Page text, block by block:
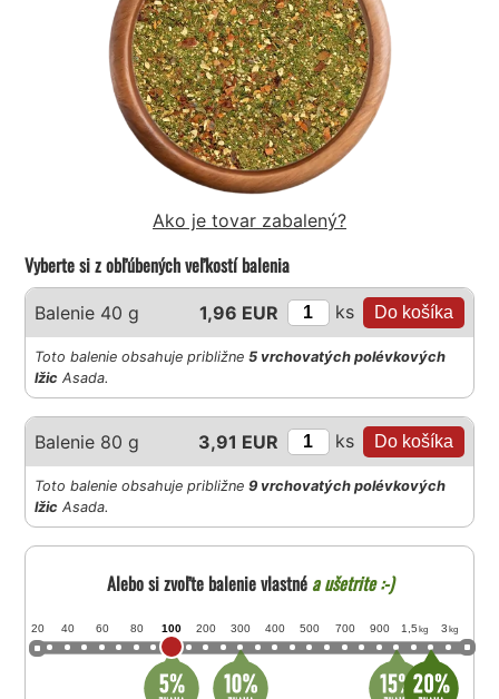
Ako je tovar zabalený?
Vyberte si z obľúbených veľkostí balenia
Balenie 40 g 1,96 EUR ks
Toto balenie obsahuje približne5 vrchovatých polévkových
lžic Asada.
Balenie 80 g 3,91 EUR ks
Toto balenie obsahuje približne9 vrchovatých polévkových
lžic Asada.
Alebo si zvoľte balenie vlastnéa ušetrite :-)
20 40 60 80 100 200 300 400 500 700 900 1,5 kg 3 kg